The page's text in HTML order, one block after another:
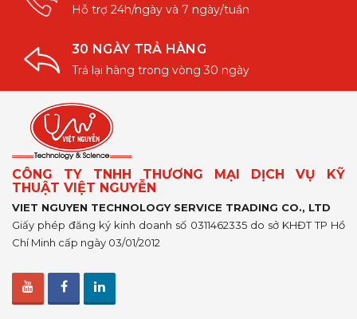
Hỗ trợ 24h/ngày và 7 ngày/tuần
30 NGÀY TRẢ HÀNG
Trả lại hàng trong vòng 30 ngày
CÔNG TY TNHH THƯƠNG MẠI DỊCH VỤ KỸ
THUẬT VIỆT NGUYỄN
VIET NGUYEN TECHNOLOGY SERVICE TRADING CO., LTD
Giấy phép đăng ký kinh doanh số 0311462335 do sở KHĐT TP Hồ
Chí Minh cấp ngày 03/01/2012